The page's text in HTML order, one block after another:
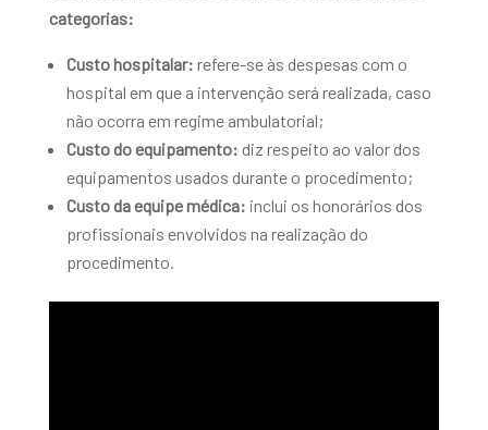
categorias:
Custo hospitalar: refere-se às despesas com o
hospital em que a intervenção será realizada, caso
não ocorra em regime ambulatorial;
Custo do equipamento: diz respeito ao valor dos
equipamentos usados durante o procedimento;
Custo da equipe médica: inclui os honorários dos
profissionais envolvidos na realização do
procedimento.